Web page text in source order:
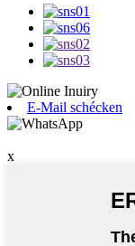
E-Mail schécken
x